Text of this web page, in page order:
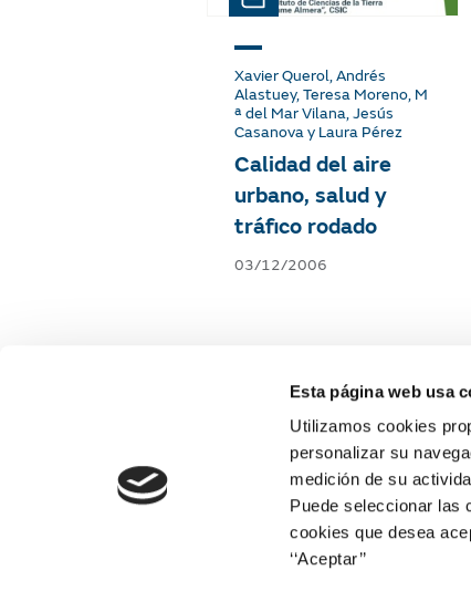
Esta página web usa
Utilizamos cookies
personalizar su
medición de su
Puede seleccionar las
cookies que desea
‘‘Aceptar’’
Xavier Querol, Andrés
Alastuey, Teresa Moreno, M
ª del Mar Vilana, Jesús
Casanova y Laura Pérez
Calidad del aire
urbano, salud y
tráfico rodado
03/12/2006